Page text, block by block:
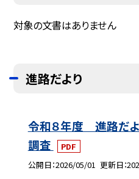
対象の文書はありません
進路だより
令和８年度 進路だ
調査
PDF
公開日 2026/05/01 更新日